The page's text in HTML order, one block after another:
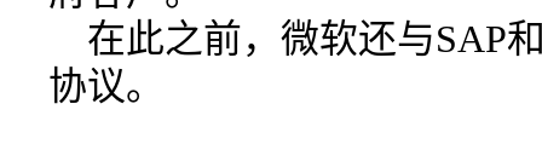
在此之前，微软还与SAP
协议。